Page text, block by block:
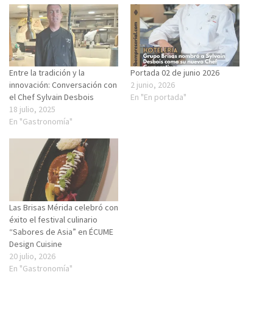
Entre la tradición y la
innovación: Conversación con
el Chef Sylvain Desbois
18 julio, 2025
En "Gastronomía"
Portada 02 de junio 2026
2 junio, 2026
En "En portada"
Las Brisas Mérida celebró con
éxito el festival culinario
“Sabores de Asia” en ÉCUME
Design Cuisine
20 julio, 2026
En "Gastronomía"